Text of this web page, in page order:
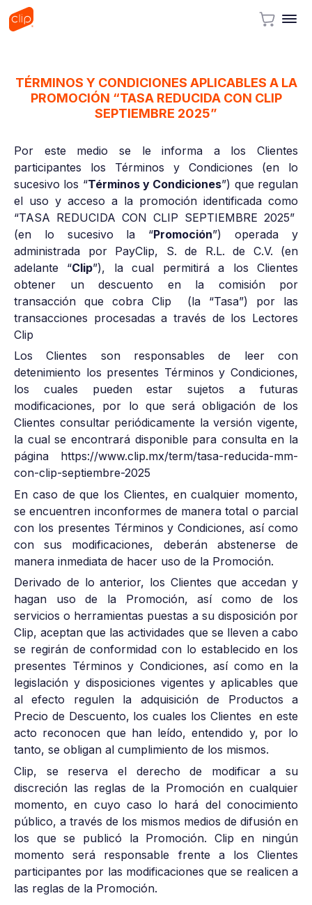
TÉRMINOS Y CONDICIONES APLICABLES A LA
PROMOCIÓN “TASA REDUCIDA CON CLIP
SEPTIEMBRE 2025”
Por este medio se le informa a los Clientes
participantes los Términos y Condiciones (en lo
sucesivo los “Términos y Condiciones”) que regulan
el uso y acceso a la promoción identificada como
“TASA REDUCIDA CON CLIP SEPTIEMBRE 2025”
(en lo sucesivo la “Promoción”) operada y
administrada por PayClip, S. de R.L. de C.V. (en
adelante “Clip”), la cual permitirá a los Clientes
obtener un descuento en la comisión por
transacción que cobra Clip (la “Tasa”) por las
transacciones procesadas a través de los Lectores
Clip
Los Clientes son responsables de leer con
detenimiento los presentes Términos y Condiciones,
los cuales pueden estar sujetos a futuras
modificaciones, por lo que será obligación de los
Clientes consultar periódicamente la versión vigente,
la cual se encontrará disponible para consulta en la
página https://www.clip.mx/term/tasa-reducida-mm-
con-clip-septiembre-2025
En caso de que los Clientes, en cualquier momento,
se encuentren inconformes de manera total o parcial
con los presentes Términos y Condiciones, así como
con sus modificaciones, deberán abstenerse de
manera inmediata de hacer uso de la Promoción.
Derivado de lo anterior, los Clientes que accedan y
hagan uso de la Promoción, así como de los
servicios o herramientas puestas a su disposición por
Clip, aceptan que las actividades que se lleven a cabo
se regirán de conformidad con lo establecido en los
presentes Términos y Condiciones, así como en la
legislación y disposiciones vigentes y aplicables que
al efecto regulen la adquisición de Productos a
Precio de Descuento, los cuales los Clientes en este
acto reconocen que han leído, entendido y, por lo
tanto, se obligan al cumplimiento de los mismos.
Clip, se reserva el derecho de modificar a su
discreción las reglas de la Promoción en cualquier
momento, en cuyo caso lo hará del conocimiento
público, a través de los mismos medios de difusión en
los que se publicó la Promoción. Clip en ningún
momento será responsable frente a los Clientes
participantes por las modificaciones que se realicen a
las reglas de la Promoción.